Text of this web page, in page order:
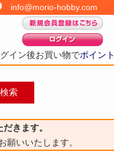
info@morio-hobby.com
イン後お買い物でポイント
きます。
願いいたします。